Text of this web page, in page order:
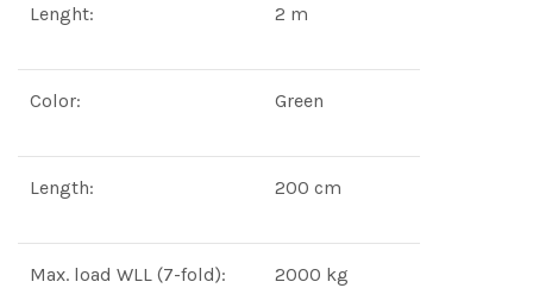
Lenght: 2 m
Color: Green
Length: 200 cm
Max. load WLL (7-fold): 2000 kg